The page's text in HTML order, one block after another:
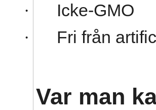
· Icke-GMO
· Fri från
Var man